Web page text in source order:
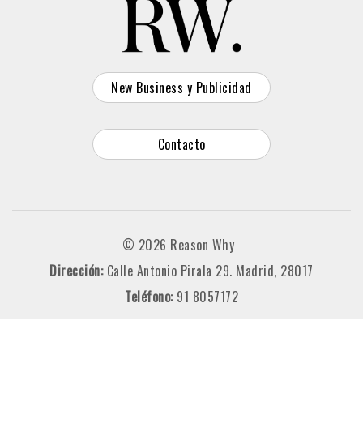
New Business y Publicidad
Contacto
© 2026 Reason Why
Dirección: Calle Antonio Pirala 29. Madrid, 28017
Teléfono: 91 8057172